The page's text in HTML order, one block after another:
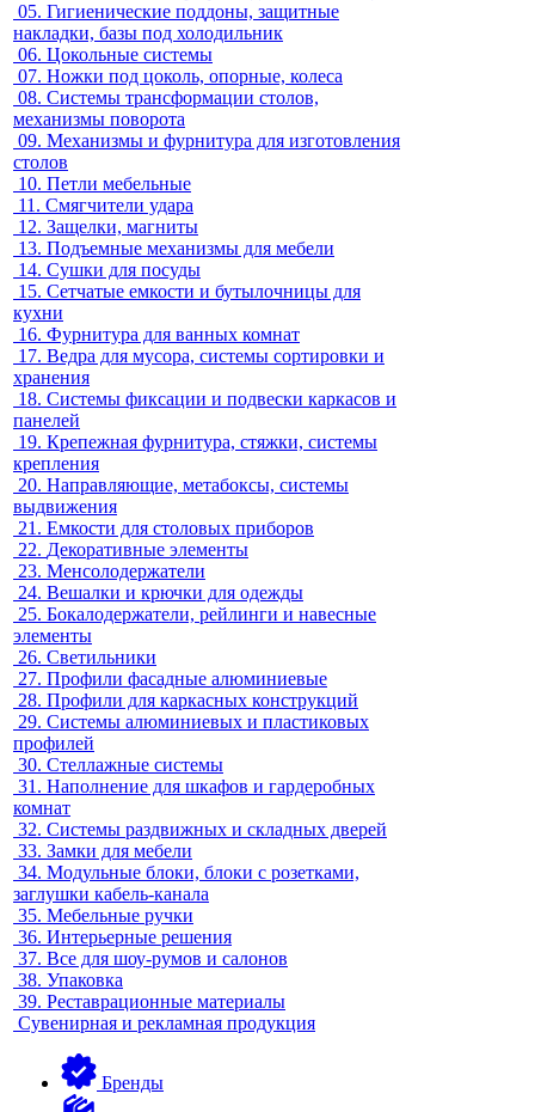
05. Гигиенические поддоны, защитные
накладки, базы под холодильник
06. Цокольные системы
07. Ножки под цоколь, опорные, колеса
08. Системы трансформации столов,
механизмы поворота
09. Механизмы и фурнитура для изготовления
столов
10. Петли мебельные
11. Смягчители удара
12. Защелки, магниты
13. Подъемные механизмы для мебели
14. Сушки для посуды
15. Сетчатые емкости и бутылочницы для
кухни
16. Фурнитура для ванных комнат
17. Ведра для мусора, системы сортировки и
хранения
18. Системы фиксации и подвески каркасов и
панелей
19. Крепежная фурнитура, стяжки, системы
крепления
20. Направляющие, метабоксы, системы
выдвижения
21. Емкости для столовых приборов
22. Декоративные элементы
23. Менсолодержатели
24. Вешалки и крючки для одежды
25. Бокалодержатели, рейлинги и навесные
элементы
26. Светильники
27. Профили фасадные алюминиевые
28. Профили для каркасных конструкций
29. Системы алюминиевых и пластиковых
профилей
30. Стеллажные системы
31. Наполнение для шкафов и гардеробных
комнат
32. Системы раздвижных и складных дверей
33. Замки для мебели
34. Модульные блоки, блоки с розетками,
заглушки кабель-канала
35. Мебельные ручки
36. Интерьерные решения
37. Все для шоу-румов и салонов
38. Упаковка
39. Реставрационные материалы
Сувенирная и рекламная продукция
Бренды